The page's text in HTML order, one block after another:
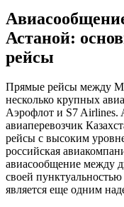
Астаной:
рейсы
Прямые рейсы между
несколько крупных
Аэрофлот и S7 Airlines.
авиаперевозчик
рейсы с высоким
российская
авиасообщение между
своей
является еще одним